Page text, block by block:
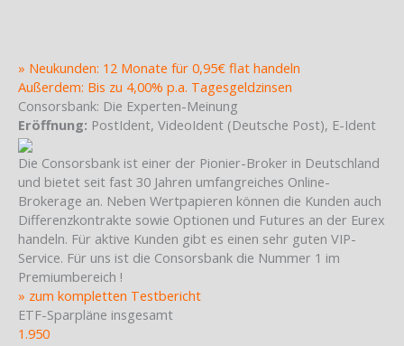
» Neukunden: 12 Monate für 0,95€ flat handeln
Außerdem: Bis zu 4,00% p.a. Tagesgeldzinsen
Consorsbank: Die Experten-Meinung
Eröffnung: PostIdent, VideoIdent (Deutsche Post), E-Ident
Die Consorsbank ist einer der Pionier-Broker in Deutschland
und bietet seit fast 30 Jahren umfangreiches Online-
Brokerage an. Neben Wertpapieren können die Kunden auch
Differenzkontrakte sowie Optionen und Futures an der Eurex
handeln. Für aktive Kunden gibt es einen sehr guten VIP-
Service. Für uns ist die Consorsbank die Nummer 1 im
Premiumbereich !
» zum kompletten Testbericht
ETF-Sparpläne insgesamt
1.950